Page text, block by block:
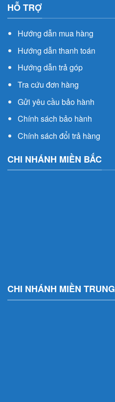
HỖ TRỢ
Hướng dẫn mua hàng
Hướng dẫn thanh toán
Hướng dẫn trả góp
Tra cứu đơn hàng
Gửi yêu cầu bảo hành
Chính sách bảo hành
Chính sách đổi trả hàng
CHI NHÁNH MIỀN BẮC
CHI NHÁNH MIỀN TRUNG